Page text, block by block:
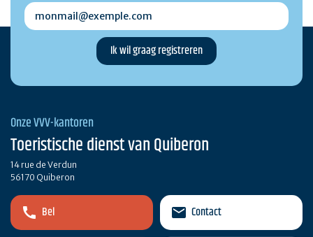
monmail@exemple.com
Onze VVV-kantoren
Toeristische dienst van Quiberon
14 rue de Verdun
56170 Quiberon
Bel Contact